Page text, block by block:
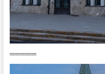
═════